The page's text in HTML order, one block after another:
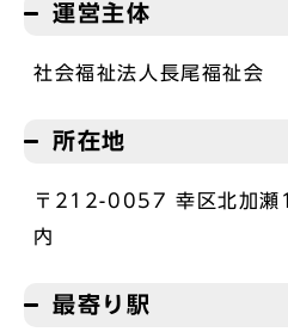
運営主体
社会福祉法人長尾福祉会
所在地
〒212-0057 幸区北加瀬
内
最寄り駅